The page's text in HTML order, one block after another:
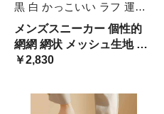
黒 白 かっこいい ラフ 運動
靴 春夏 レジャー アウトド
ア 涼しげ 軽い 黒スニーカ
ー 白スニーカー 肌見せ 蒸
れにくい 軽量 大学 涼しい
メンズスニーカー 個性的
網網 網状 メッシュ生地 ユ
ニーク 爽快 軽量 涼しい 軽
ルーズ 抜け感 クール キャ
ンプ モノトーン
￥2,830